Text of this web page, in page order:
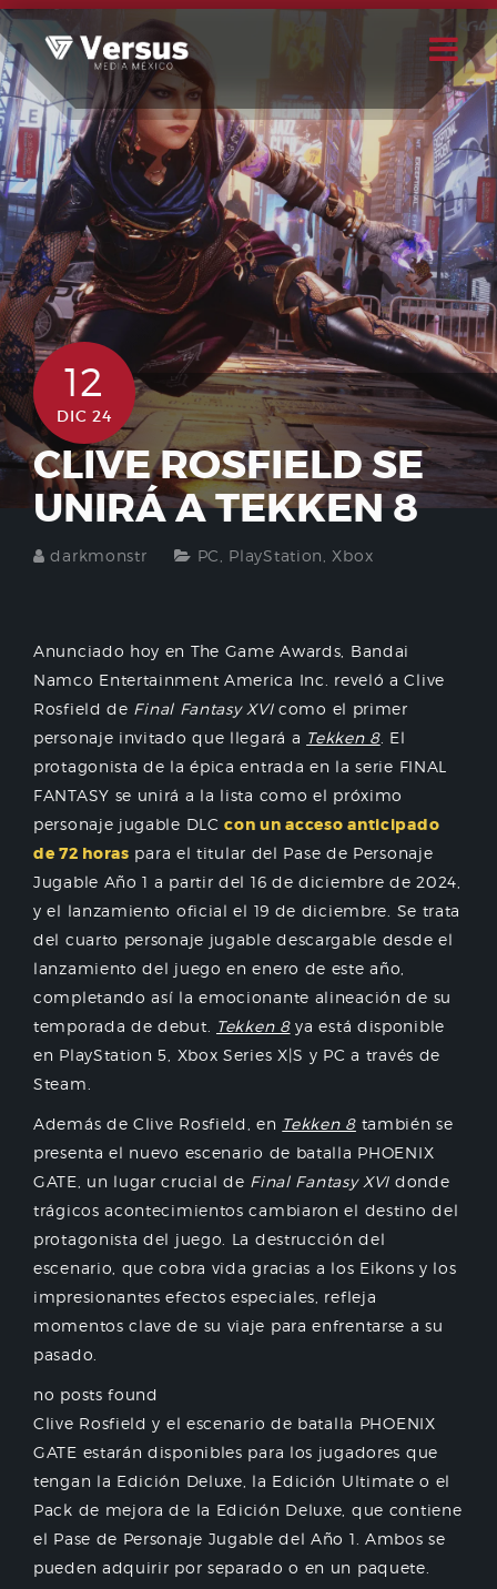
Skip
to
content
Buscar
Usuario
12
DIC 24
CLIVE ROSFIELD SE
UNIRÁ A TEKKEN 8
darkmonstr PC PlayStation Xbox
Anunciado hoy en The Game Awards, Bandai
Namco Entertainment America Inc. reveló a Clive
Rosfield de Final Fantasy XVIcomo el primer
personaje invitado que llegará a Tekken 8. El
protagonista de la épica entrada en la serie FINAL
FANTASY se unirá a la lista como el próximo
personaje jugable DLCcon un acceso anticipado
de 72 horas para el titular del Pase de Personaje
Jugable Año 1 a partir del 16 de diciembre de 2024,
y el lanzamiento oficial el 19 de diciembre. Se trata
del cuarto personaje jugable descargable desde el
lanzamiento del juego en enero de este año,
completando así la emocionante alineación de su
temporada de debut.
Tekken 8ya está disponible
en PlayStation 5, Xbox Series X|S y PC a través de
Steam.
Además de Clive Rosfield, en Tekken 8también se
presenta el nuevo escenario de batalla PHOENIX
GATE, un lugar crucial de Final Fantasy XVI donde
trágicos acontecimientos cambiaron el destino del
protagonista del juego. La destrucción del
escenario, que cobra vida gracias a los Eikons y los
impresionantes efectos especiales, refleja
momentos clave de su viaje para enfrentarse a su
pasado.
no posts found
Clive Rosfield y el escenario de batalla PHOENIX
GATE estarán disponibles para los jugadores que
tengan la Edición Deluxe, la Edición Ultimate o el
Pack de mejora de la Edición Deluxe, que contiene
el Pase de Personaje Jugable del Año 1. Ambos se
pueden adquirir por separado o en un paquete.